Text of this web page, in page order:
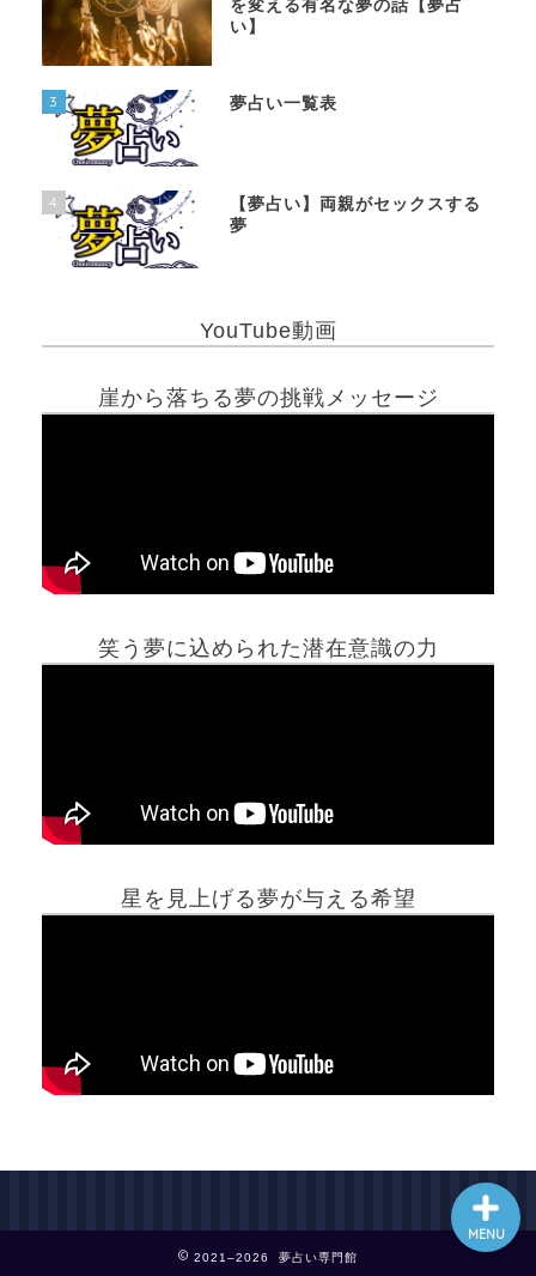
を変える有名な夢の話【夢占
い】
3 夢占い一覧表
4
【夢占い】両親がセックスする
夢
YouTube動画
崖から落ちる夢の挑戦メッセージ
笑う夢に込められた潜在意識の力
星を見上げる夢が与える希望
2021–2026 夢占い専門館
MENU
ホーム
最新記事動画